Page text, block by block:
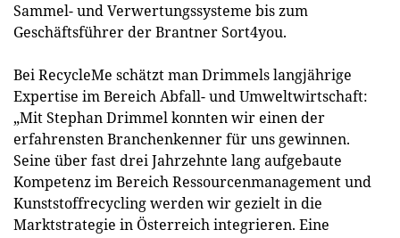
Sammel- und Verwertungssysteme bis zum
Geschäftsführer der Brantner Sort4you.
Bei RecycleMe schätzt man Drimmels langjährige
Expertise im Bereich Abfall- und Umweltwirtschaft:
„Mit Stephan Drimmel konnten wir einen der
erfahrensten Branchenkenner für uns gewinnen.
Seine über fast drei Jahrzehnte lang aufgebaute
Kompetenz im Bereich Ressourcenmanagement und
Kunststoffrecycling werden wir gezielt in die
Marktstrategie in Österreich integrieren. Eine